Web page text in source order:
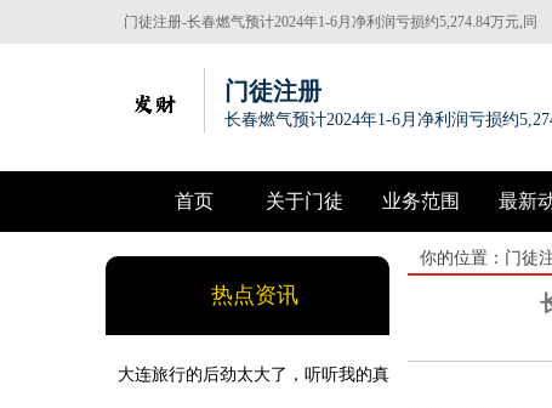
门徒注册-长春燃气预计2024年1-6月净利润亏损约5,274.84万元,同
比上年增长5,272.4万元左右
门徒注册
长春燃气预计2024年1-6月净利润亏损约
首页 关于门徒 业务范围 最新
热点资讯
大连旅行的后劲太大了，听听我的真
你的位置： 门徒